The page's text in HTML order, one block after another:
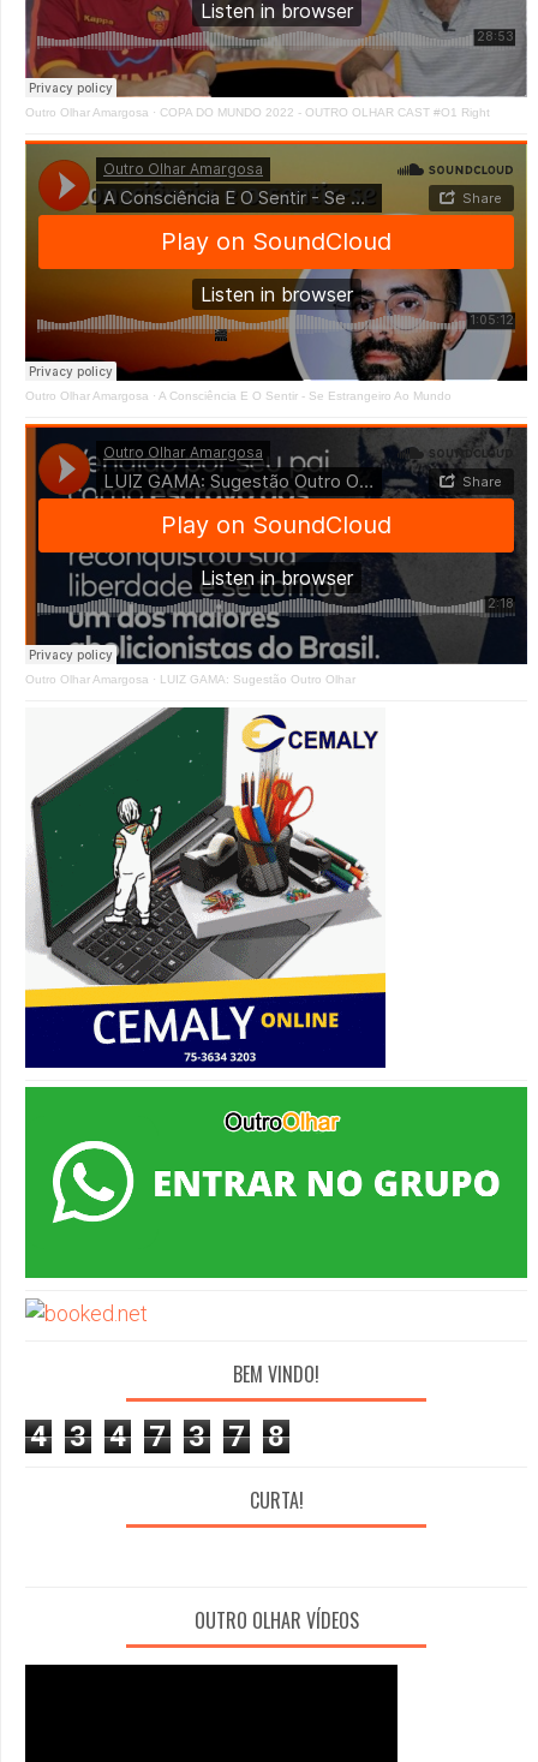
Outro Olhar Amargosa · COPA DO MUNDO 2022 - OUTRO OLHAR CAST #O1 Right
Outro Olhar Amargosa · A Consciência E O Sentir - Se Estrangeiro Ao Mundo
Outro Olhar Amargosa · LUIZ GAMA: Sugestão Outro Olhar
BEM VINDO!
4 3 4 7 3 7 8
CURTA!
OUTRO OLHAR VÍDEOS